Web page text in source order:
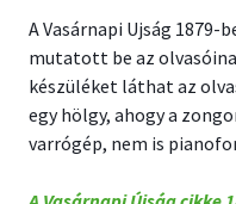
A Vasárnapi Ujság
mutatott be az
készüléket láthat az
egy hölgy, ahogy a
varrógép, nem is